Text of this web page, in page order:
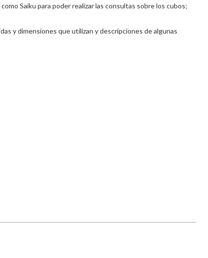
Saiku para poder realizar las consultas sobre los cubos;
y dimensiones que utilizan y descripciones de algunas